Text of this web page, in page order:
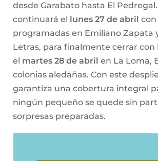
desde Garabato hasta El
continuará el
lunes 27 de abril con
programadas en Emiliano Zapata
Letras, para finalmente cerrar con
el martes 28 de abril en La Loma,
colonias aledañas. Con este
garantiza una cobertura integral
ningún pequeño se quede sin
sorpresas preparadas.